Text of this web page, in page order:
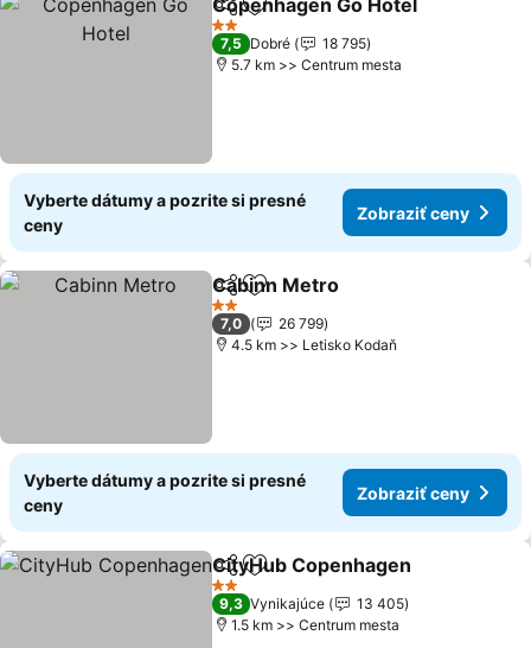
ZdieľaťPridať do obľúbených
Copenhagen Go Hotel
2 Počet hviezdičiek
7,5 Dobré
18 795
5.7 km >> Centrum mesta
Vyberte dátumy a pozrite si presné
ceny
Zobraziť ceny
ZdieľaťPridať do obľúbených
Cabinn Metro
2 Počet hviezdičiek
7,0
26 799
4.5 km >> Letisko Kodaň
Vyberte dátumy a pozrite si presné
ceny
Zobraziť ceny
ZdieľaťPridať do obľúbených
CityHub Copenhagen
2 Počet hviezdičiek
9,3 Vynikajúce
13 405
1.5 km >> Centrum mesta